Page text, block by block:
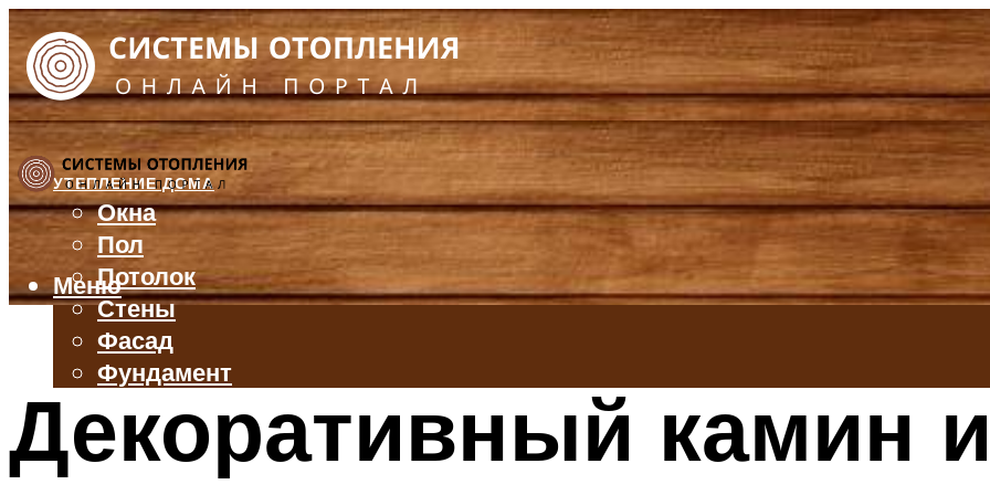
УТЕПЛЕНИЕ ДОМА
Окна
Пол
Потолок
Стены
Фасад
Фундамент
БАЛКОН И ЛОДЖИЯ
КРЫША
Меню
Декоративный камин